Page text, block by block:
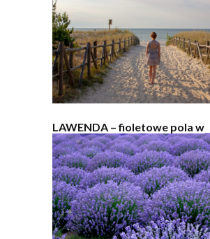
LAWENDA – fioletowe pola w